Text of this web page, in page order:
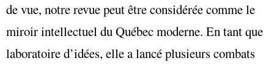
de vue, notre revue peut être considérée comme le
miroir intellectuel du Québec moderne. En tant que
laboratoire d’idées, elle a lancé plusieurs combats